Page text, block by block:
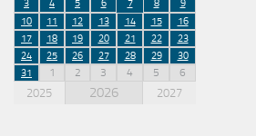
3 4 5 6 7 8
9
10
11 12 13 14 15
16
17
18 19 20 21 22
23
24
25 26 27 28 29
30
31
1 2 3 4 5 6
2025 2026 2027